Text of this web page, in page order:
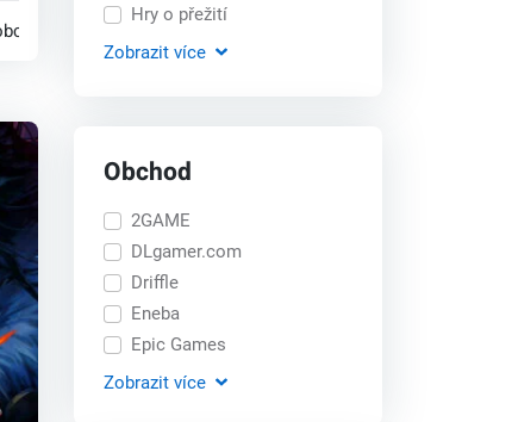
Hry o přežití
Zobrazit více
Obchod
2GAME
DLgamer.com
Driffle
Eneba
Epic Games
Zobrazit více